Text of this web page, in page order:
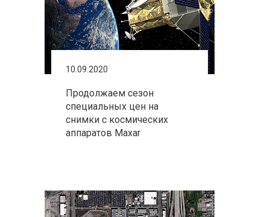
10.09.2020
Продолжаем сезон
специальных цен на
снимки с космических
аппаратов Maxar